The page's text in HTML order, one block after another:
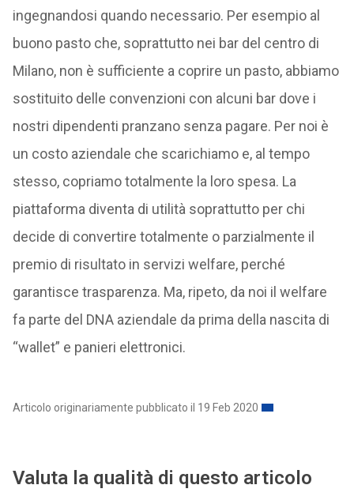
ingegnandosi quando necessario. Per esempio al
buono pasto che, soprattutto nei bar del centro di
Milano, non è sufficiente a coprire un pasto, abbiamo
sostituito delle convenzioni con alcuni bar dove i
nostri dipendenti pranzano senza pagare. Per noi è
un costo aziendale che scarichiamo e, al tempo
stesso, copriamo totalmente la loro spesa. La
piattaforma diventa di utilità soprattutto per chi
decide di convertire totalmente o parzialmente il
premio di risultato in servizi welfare, perché
garantisce trasparenza. Ma, ripeto, da noi il welfare
fa parte del DNA aziendale da prima della nascita di
“wallet” e panieri elettronici.
Articolo originariamente pubblicato il 19 Feb 2020
Valuta la qualità di questo articolo